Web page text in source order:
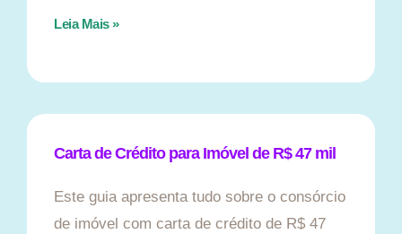
Leia Mais »
Carta de Crédito para Imóvel de R$ 47 mil
Este guia apresenta tudo sobre o consórcio
de imóvel com carta de crédito de R$ 47